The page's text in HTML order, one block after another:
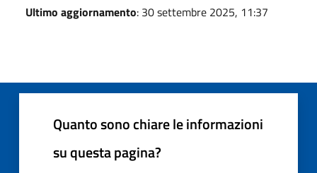
Ultimo aggiornamento: 30 settembre 2025, 11:37
Quanto sono chiare le informazioni
su questa pagina?